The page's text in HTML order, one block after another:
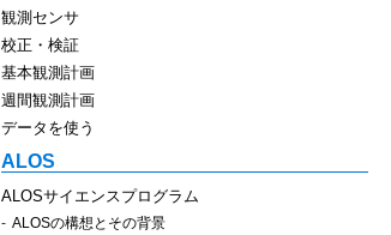
観測センサ
校正・検証
基本観測計画
週間観測計画
データを使う
ALOS
ALOSサイエンスプログラム
ALOSの構想とその背景